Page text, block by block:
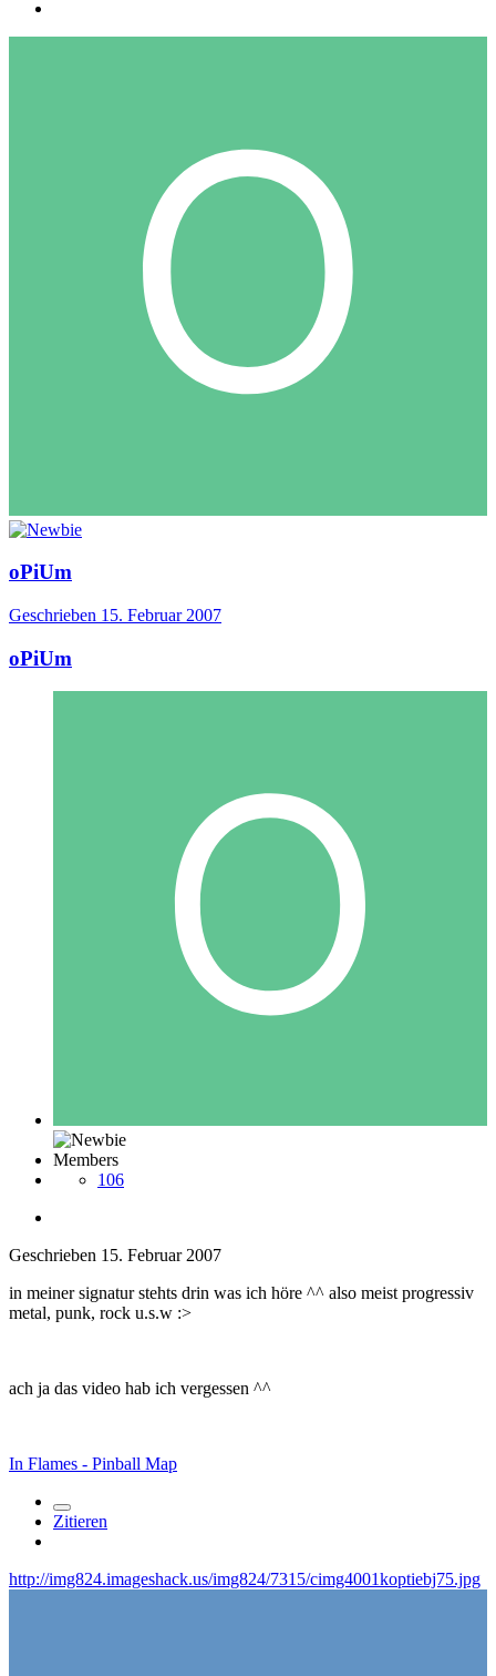
oPiUm
Geschrieben 15. Februar 2007
oPiUm
Members
106
Geschrieben 15. Februar 2007
in meiner signatur stehts drin was ich höre ^^ also meist progressiv
metal, punk, rock u.s.w :>
ach ja das video hab ich vergessen ^^
In Flames - Pinball Map
Zitieren
http://img824.imageshack.us/img824/7315/cimg4001koptiebj75.jpg